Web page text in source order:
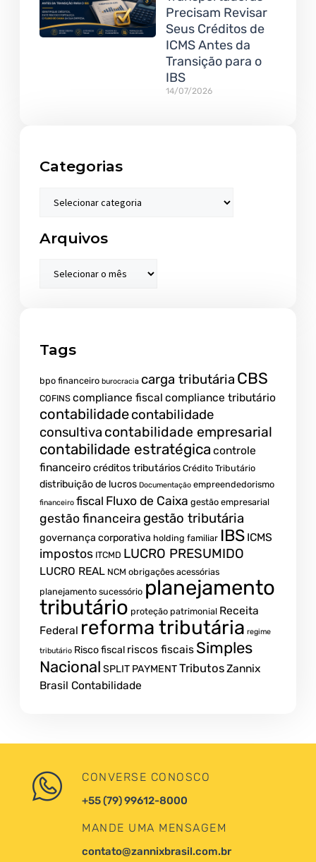
Precisam Revisar
Seus Créditos de
ICMS Antes da
Transição para o
IBS
14/07/2026
Categorias
Arquivos
Tags
bpo financeiro burocracia carga tributária CBS
COFINS compliance fiscal compliance tributário
contabilidadecontabilidade
consultiva contabilidade empresarial
contabilidade estratégica controle
financeirocréditos tributários Crédito Tributário
distribuição de lucros Documentação empreendedorismo
financeiro fiscal Fluxo de Caixa gestão empresarial
gestão financeira gestão tributária
governança corporativa holding familiar IBS ICMS
impostos ITCMD LUCRO PRESUMIDO
LUCRO REAL NCM obrigações acessórias
planejamento sucessório planejamento
tributário proteção patrimonial Receita
Federal reforma tributária regime
tributário Risco fiscal riscos fiscais Simples
Nacional SPLIT PAYMENTTributosZannix
Brasil Contabilidade
CONVERSE CONOSCO
+55 (79) 99612-8000
MANDE UMA MENSAGEM
contato@zannixbrasil.com.br